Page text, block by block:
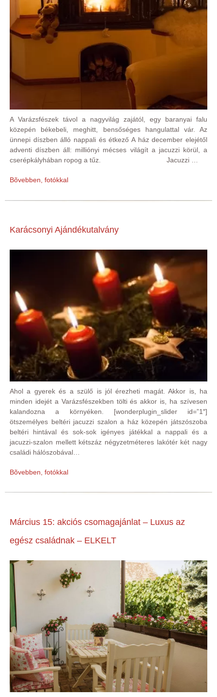
A Varázsfészek távol a nagyvilág zajától, egy baranyai falu
közepén békebeli, meghitt, bensőséges hangulattal vár. Az
ünnepi díszben álló nappali és étkező A ház december elejétől
adventi díszben áll: milliónyi mécses világít a jacuzzi körül, a
cserépkályhában ropog a tűz. Jacuzzi …
Bõvebben, fotókkal
Karácsonyi Ajándékutalvány
Ahol a gyerek és a szülő is jól érezheti magát. Akkor is, ha
minden idejét a Varázsfészekben tölti és akkor is, ha szívesen
kalandozna a környéken. [wonderplugin_slider id=”1″]
ötszemélyes beltéri jacuzzi szalon a ház közepén játszószoba
beltéri hintával és sok-sok igényes játékkal a nappali és a
jacuzzi-szalon mellett kétszáz négyzetméteres lakótér két nagy
családi hálószobával…
Bõvebben, fotókkal
Március 15: akciós csomagajánlat – Luxus az
egész családnak – ELKELT